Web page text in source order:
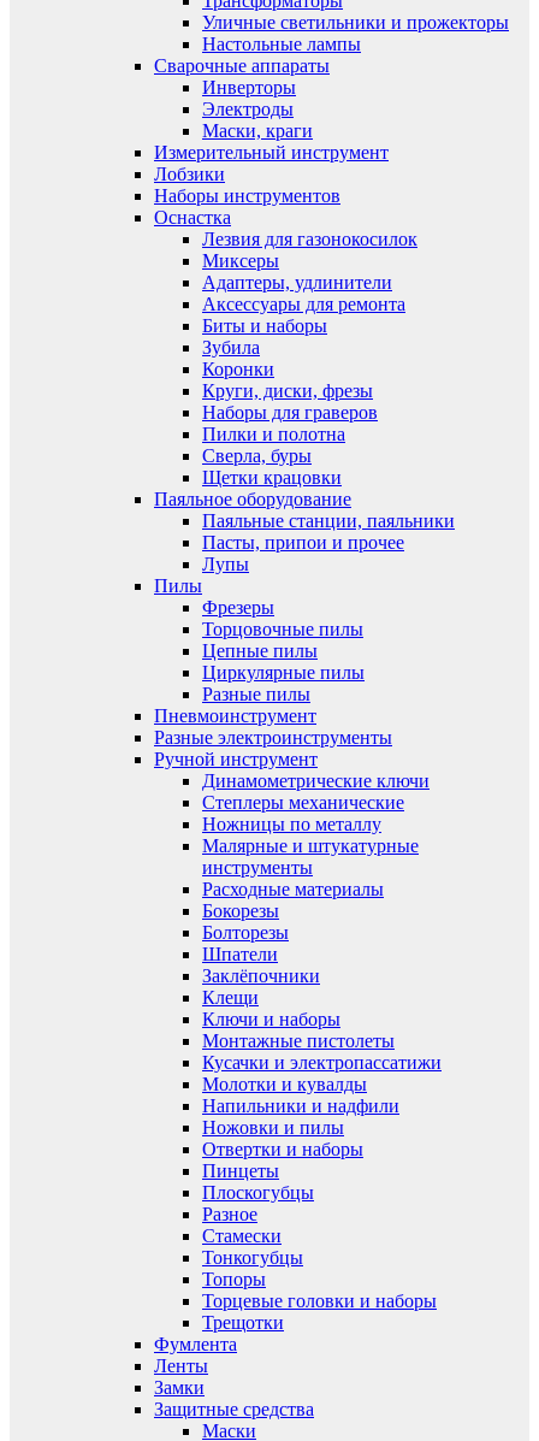
Уличные светильники и прожекторы
Настольные лампы
Сварочные аппараты
Инверторы
Электроды
Маски, краги
Измерительный инструмент
Лобзики
Наборы инструментов
Оснастка
Лезвия для газонокосилок
Миксеры
Адаптеры, удлинители
Аксессуары для ремонта
Биты и наборы
Зубила
Коронки
Круги, диски, фрезы
Наборы для граверов
Пилки и полотна
Сверла, буры
Щетки крацовки
Паяльное оборудование
Паяльные станции, паяльники
Пасты, припои и прочее
Лупы
Пилы
Фрезеры
Торцовочные пилы
Цепные пилы
Циркулярные пилы
Разные пилы
Пневмоинструмент
Разные электроинструменты
Ручной инструмент
Динамометрические ключи
Степлеры механические
Ножницы по металлу
Малярные и штукатурные
инструменты
Расходные материалы
Бокорезы
Болторезы
Шпатели
Заклёпочники
Клещи
Ключи и наборы
Монтажные пистолеты
Кусачки и электропассатижи
Молотки и кувалды
Напильники и надфили
Ножовки и пилы
Отвертки и наборы
Пинцеты
Плоскогубцы
Разное
Стамески
Тонкогубцы
Топоры
Торцевые головки и наборы
Трещотки
Фумлента
Ленты
Замки
Защитные средства
Маски